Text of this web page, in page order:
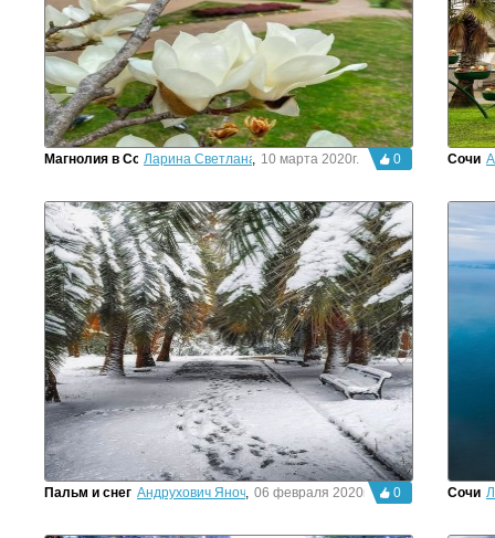
Магнолия в СочиЛарина Светлана, 10 марта 2020г. 0 Сочи
Пальм и снег Андрухович Яночка
, 06 февраля 2020г. 0 Сочи